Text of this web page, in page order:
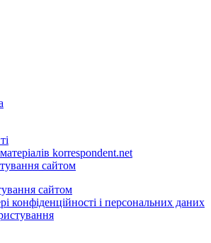
korrespondent.net
сайтом
сайтом
конфіденційності і персональних даних